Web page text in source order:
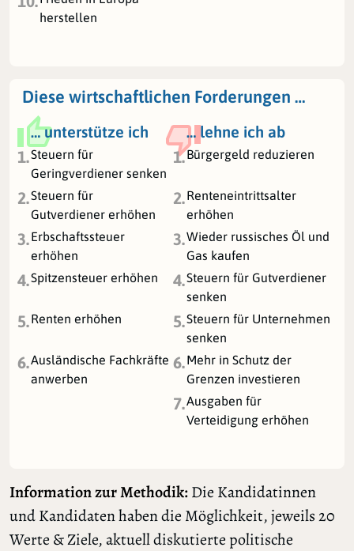
herstellen
Diese wirtschaftlichen Forderungen …
… unterstütze ich
… lehne ich ab
1.Steuern für
Geringverdiener senken
1.Bürgergeld reduzieren
2.Steuern für
Gutverdiener erhöhen
2.Renteneintrittsalter
erhöhen
3.Erbschaftssteuer
erhöhen
3.Wieder russisches Öl und
Gas kaufen
4.Spitzensteuer erhöhen 4.Steuern für Gutverdiener
senken
5.Renten erhöhen 5.Steuern für Unternehmen
senken
6.Ausländische Fachkräfte
anwerben
6.Mehr in Schutz der
Grenzen investieren
7.Ausgaben für
Verteidigung erhöhen
Information zur Methodik:Die Kandidatinnen
und Kandidaten haben die Möglichkeit, jeweils 20
Werte & Ziele, aktuell diskutierte politische